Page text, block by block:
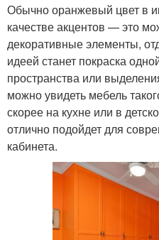
Обычно оранжевый цвет в
качестве акцентов — это
декоративные элементы,
идеей станет покраска
пространства или
можно увидеть мебель
скорее на кухне или в
отлично подойдет для
кабинета.